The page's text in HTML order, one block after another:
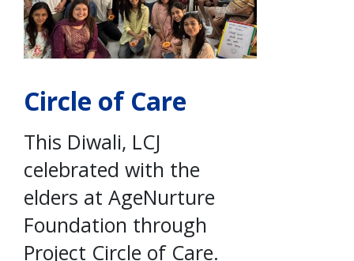
Circle of Care
This Diwali, LCJ
celebrated with the
elders at AgeNurture
Foundation through
Project Circle of Care.